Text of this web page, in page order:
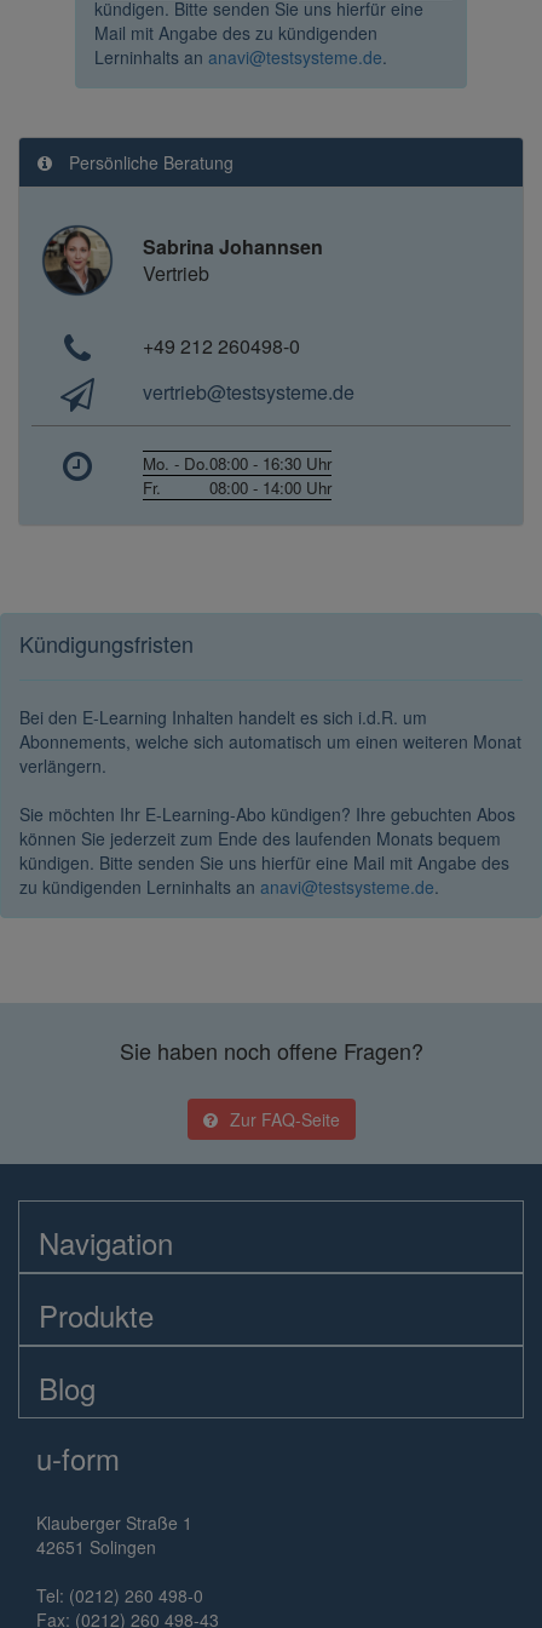
kündigen. Bitte senden Sie uns hierfür eine
Mail mit Angabe des zu kündigenden
Lerninhalts ananavi@testsysteme.de.
Persönliche Beratung
Sabrina Johannsen
Vertrieb
+49 212 260498-0
vertrieb@testsysteme.de
Mo. - Do.08:00 - 16:30 Uhr
Fr.
08:00 - 14:00 Uhr
Kündigungsfristen
Bei den E-Learning Inhalten handelt es sich i.d.R. um
Abonnements, welche sich automatisch um einen weiteren Monat
verlängern.
Sie möchten Ihr E-Learning-Abo kündigen? Ihre gebuchten Abos
können Sie jederzeit zum Ende des laufenden Monats bequem
kündigen. Bitte senden Sie uns hierfür eine Mail mit Angabe des
zu kündigenden Lerninhalts an anavi@testsysteme.de.
Sie haben noch offene Fragen?
Zur FAQ-Seite
Navigation
Produkte
Blog
u-form
Klauberger Straße 1
42651 Solingen
Tel: (0212) 260 498-0
Fax: (0212) 260 498-43